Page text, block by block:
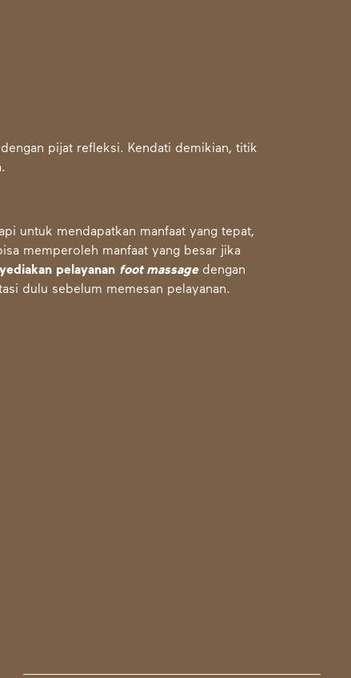
pijat refleksi. Kendati demikian, titik
untuk mendapatkan manfaat yang tepat,
memperoleh manfaat yang besar jika
pelayanan foot massage dengan
dulu sebelum memesan pelayanan.